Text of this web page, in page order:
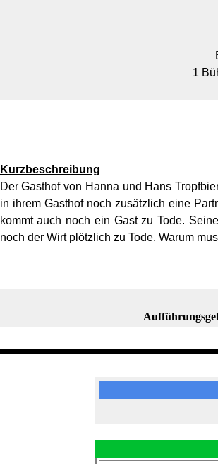
1
Kurzbeschreibung
Der Gasthof von Hanna und Hans
in ihrem Gasthof noch zusätzlich eine
kommt auch noch ein Gast zu Tode.
noch der Wirt plötzlich zu Tode. Warum